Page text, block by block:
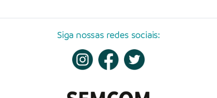
Siga nossas redes sociais: